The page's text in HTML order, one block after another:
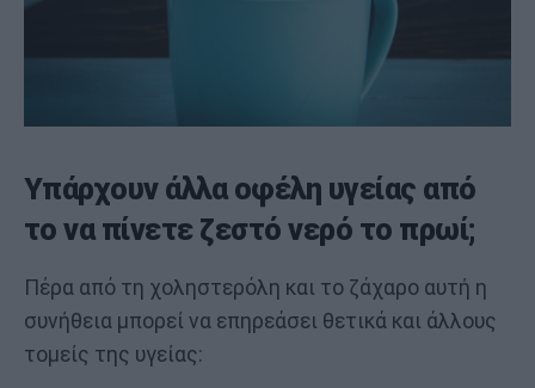
Υπάρχουν άλλα οφέλη υγείας από
το να πίνετε ζεστό νερό το πρωί;
Πέρα από τη χοληστερόλη και το ζάχαρο αυτή η
συνήθεια μπορεί να επηρεάσει θετικά και άλλους
τομείς της υγείας: